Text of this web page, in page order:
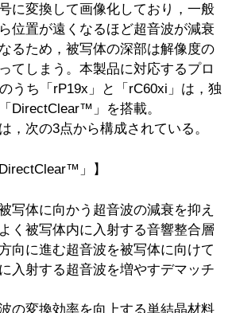
に変換して画像化しており，一般
位置が遠くなるほど超音波が減衰
るため，被写体の深部は解像度の
てしまう。本製品に対応するプロ
うち「rP19x」と「rC60xi」は，独
DirectClear™」を搭載。
，次の3点から構成されている。
」】
写体に向かう超音波の減衰を抑え
く被写体内に入射する音響整合層
向に進む超音波を被写体に向けて
入射する超音波を増やすデマッチ
の変換効率を向上する単結晶材料